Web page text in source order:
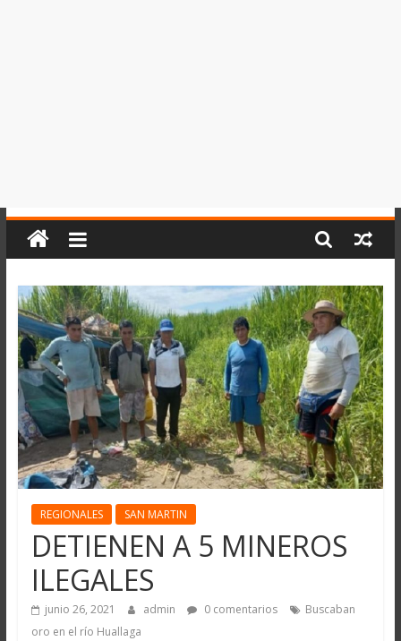
REGIONALES SAN MARTIN
DETIENEN A 5 MINEROS
ILEGALES
junio 26, 2021 admin 0 comentarios
Buscaban
oro en el río Huallaga